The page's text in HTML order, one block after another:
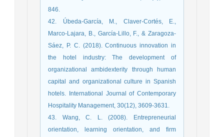
846.
42. Úbeda-García, M., Claver-Cortés, E.,
Marco-Lajara, B., García-Lillo, F., & Zaragoza-
Sáez, P. C. (2018). Continuous innovation in
the hotel industry: The development of
organizational ambidexterity through human
capital and organizational culture in Spanish
hotels. International Journal of Contemporary
Hospitality Management, 30(12), 3609-3631.
43. Wang, C. L. (2008). Entrepreneurial
orientation, learning orientation, and firm